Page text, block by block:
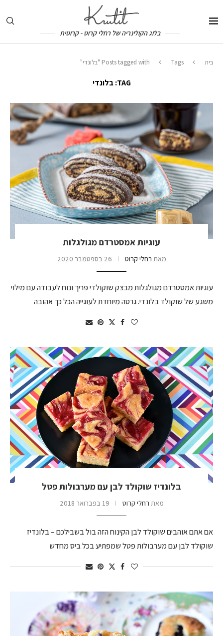
בלוג הקולינריה של רחלי קרוט - קרוטית
בית Tags Posts tagged with "בלונדי"
TAG: בלונדי
עוגיות אמסטרדם מגולגלות
מאת רחלי קרוט 26 בספטמבר 2020
עוגיות אמסטרדם מגולגלות מבצק שוקולדי פריך ונוח לעבודה עם מילוי
משגע של שוקולד בלונדי. גרסה מיוחדת לעוגייה הכל כך אהובה
בלונדיז שוקולד לבן עם מערבולות פטל
מאת רחלי קרוט 19 בפברואר 2018
אם אתם אוהבים שוקולד לבן הקינוח הזה בול בשבילכם – בלונדיז
שוקולד לבן עם מערבולות פטל שמפתיע בכל ביס מחדש